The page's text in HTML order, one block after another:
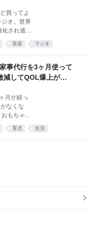
ただくと
す。あり
てくれるのがいい」
買ってよ
オ。世界
され過ぎ
てくる。
28
音楽 ラジオ
事代行を3ヶ月使って
減してQOL爆上がり
月が経っ
なくな
もちゃが
なった。
に家事を
らけてし
育児 生活